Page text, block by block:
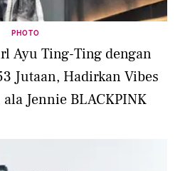
PHOTO
Ayu Ting-Ting dengan
Jutaan, Hadirkan Vibes
Jennie BLACKPINK